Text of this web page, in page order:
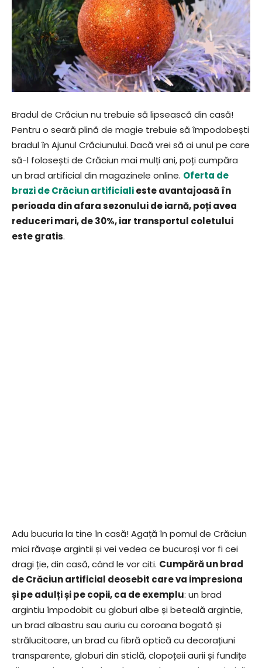
Bradul de Crăciun nu trebuie să lipsească din casă!
Pentru o seară plină de magie trebuie să împodobești
bradul în Ajunul Crăciunului. Dacă vrei să ai unul pe care
să-l folosești de Crăciun mai mulți ani, poți cumpăra
un brad artificial din magazinele online. Oferta de
brazi de Crăciun artificialieste avantajoasă în
perioada din afara sezonului de iarnă, poți avea
reduceri mari, de 30%, iar transportul coletului
este gratis.
Adu bucuria la tine în casă! Agață în pomul de Crăciun
mici răvașe argintii și vei vedea ce bucuroși vor fi cei
dragi ție, din casă, când le vor citi. Cumpără un brad
de Crăciun artificial deosebit care va impresiona
și pe adulți și pe copii, ca de exemplu: un brad
argintiu împodobit cu globuri albe și beteală argintie,
un brad albastru sau auriu cu coroana bogată și
strălucitoare, un brad cu fibră optică cu decorațiuni
transparente, globuri din sticlă, clopoțeii aurii și fundițe